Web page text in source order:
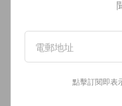
點擊訂閱即表